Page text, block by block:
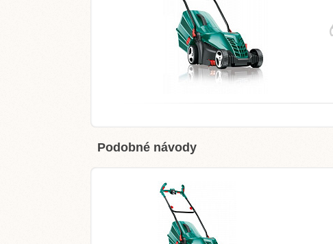
Podobné návody